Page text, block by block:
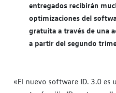
entregados recibirán
optimizaciones del
gratuita a través de una
a partir del segundo
«El nuevo software ID. 3.0 es